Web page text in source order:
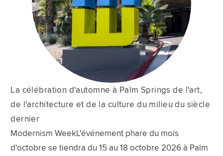
La célébration d'automne à Palm Springs de l'art,
de l'architecture et de la culture du milieu du siècle
dernier
Modernism WeekL'événement phare du mois
d'octobre se tiendra du 15 au 18 octobre 2026 à Palm